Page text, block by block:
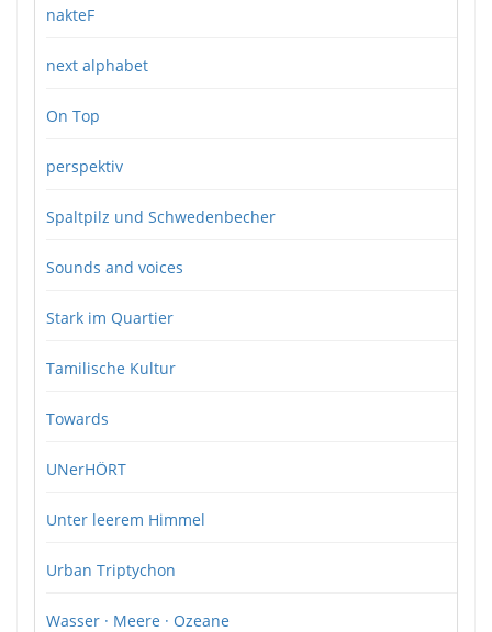
nakteF
next alphabet
On Top
perspektiv
Spaltpilz und Schwedenbecher
Sounds and voices
Stark im Quartier
Tamilische Kultur
Towards
UNerHÖRT
Unter leerem Himmel
Urban Triptychon
Wasser · Meere · Ozeane